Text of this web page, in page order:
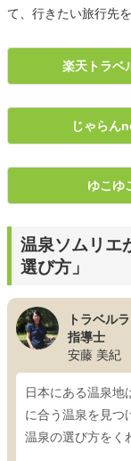
て、行きたい旅行先
楽天トラベ
じゃらん
ゆこゆ
温泉ソムリエ
選び方」
トラベル
指導士
安藤 美紀
日本にある温泉地
に合う温泉を見
温泉の選び方をく